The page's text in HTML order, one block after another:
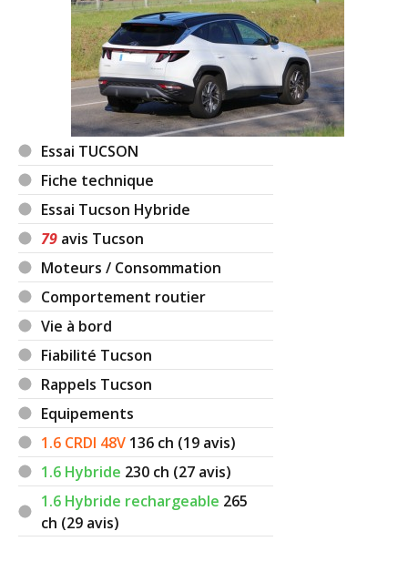
Essai TUCSON
Fiche technique
Essai Tucson Hybride
79 avis Tucson
Moteurs / Consommation
Comportement routier
Vie à bord
Fiabilité Tucson
Rappels Tucson
Equipements
1.6 CRDI 48V 136 ch (19 avis)
1.6 Hybride 230 ch (27 avis)
1.6 Hybride rechargeable 265
ch (29 avis)